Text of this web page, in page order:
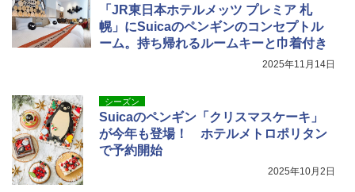
「JR東日本ホテルメッツ プレミア 札
幌」にSuicaのペンギンのコンセプトル
ーム。持ち帰れるルームキーと巾着付き
2025年11月14日
シーズン
Suicaのペンギン「クリスマスケーキ」
が今年も登場！ ホテルメトロポリタン
で予約開始
2025年10月2日